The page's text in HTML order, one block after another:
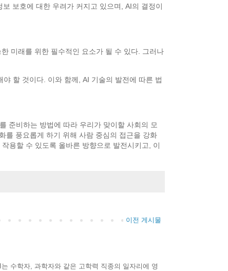
보호에 대한 우려가 커지고 있으며, AI의 결정이
미래를 위한 필수적인 요소가 될 수 있다. 그러나
할 것이다. 이와 함께, AI 기술의 발전에 따른 법
준비하는 방법에 따라 우리가 맞이할 사회의 모
를 풍요롭게 하기 위해 사람 중심의 접근을 강화
용할 수 있도록 올바른 방향으로 발전시키고, 이
이전 게시물
수학자, 과학자와 같은 고학력 직종의 일자리에 영